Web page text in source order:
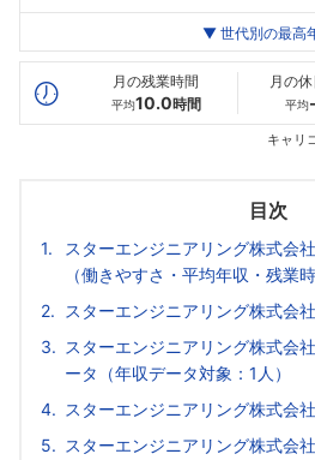
最高年収
20代
--万
▼ 世代別の最高
月の残業時間
平均10.0時間
月の
平均
キャリ
目次
スターエンジニアリング株式会
（働きやすさ・平均年収・残業時
スターエンジニアリング株式会
スターエンジニアリング株式会
ータ（年収データ対象：1人）
スターエンジニアリング株式会
スターエンジニアリング株式会